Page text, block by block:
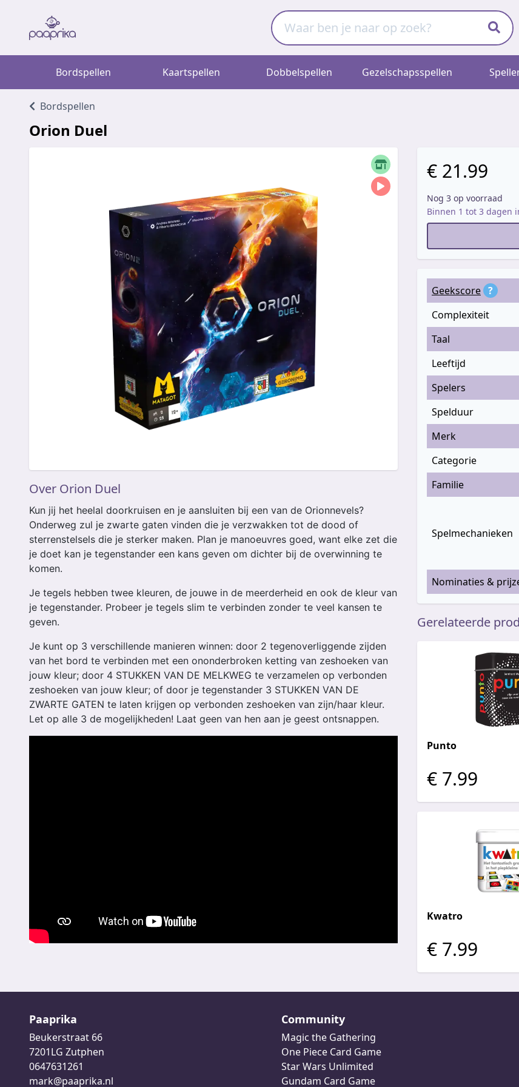
Bordspellen Kaartspellen Dobbelspellen Gezelschapsspellen
Bordspellen
Orion Duel
Over Orion Duel
Kun jij het heelal doorkruisen en je aansluiten bij een van de Orionnevels?
Onderweg zul je zwarte gaten vinden die je verzwakken tot de dood of
sterrenstelsels die je sterker maken. Plan je manoeuvres goed, want elke zet die
je doet kan je tegenstander een kans geven om dichter bij de overwinning te
komen.
Je tegels hebben twee kleuren, de jouwe in de meerderheid en ook de kleur van
je tegenstander. Probeer je tegels slim te verbinden zonder te veel kansen te
geven.
Je kunt op 3 verschillende manieren winnen: door 2 tegenoverliggende zijden
van het bord te verbinden met een ononderbroken ketting van zeshoeken van
jouw kleur; door 4 STUKKEN VAN DE MELKWEG te verzamelen op verbonden
zeshoeken van jouw kleur; of door je tegenstander 3 STUKKEN VAN DE
ZWARTE GATEN te laten krijgen op verbonden zeshoeken van zijn/haar kleur.
Let op alle 3 de mogelijkheden! Laat geen van hen aan je geest ontsnappen.
€ 21.99
Nog 3 op voorraad
Binnen 1 tot 3 dagen
Geekscore ?
Complexiteit
Taal
Leeftijd
Spelers
Spelduur
Merk
Categorie
Familie
Spelmechanieken
Nominaties &
Gerelateerde
Punto
€ 7.99
Kwatro
€ 7.99
Paaprika
Beukerstraat 66
7201LG Zutphen
0647631261
mark@paaprika.nl
Community
Magic the Gathering
One Piece Card Game
Star Wars Unlimited
Gundam Card Game